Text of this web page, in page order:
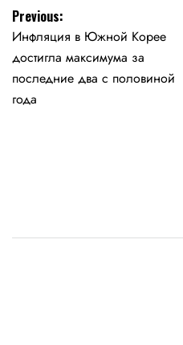
Навигация
по
записям
Previous:
Инфляция в Южной Корее
достигла максимума за
последние два с половиной
года